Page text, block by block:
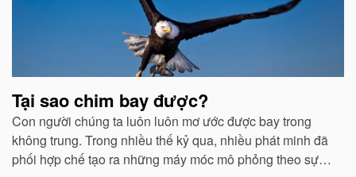
liên
Tại sao chim bay được?
Con người chúng ta luôn luôn mơ ước được bay trong
không trung. Trong nhiều thế kỷ qua, nhiều phát minh đã
phối hợp chế tạo ra những máy móc mô phỏng theo sự